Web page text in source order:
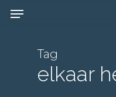
content
Menu
Tag
elkaar